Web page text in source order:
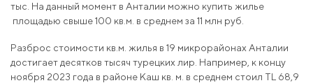
тыс. На данный момент в Анталии можно купить жилье
площадью свыше 100 кв.м. в среднем за 11 млн руб.
Разброс стоимости кв.м. жилья в 19 микрорайонах Анталии
достигает десятков тысяч турецких лир. Например, к концу
ноября 2023 года в районе Каш кв. м. в среднем стоил TL 68,9